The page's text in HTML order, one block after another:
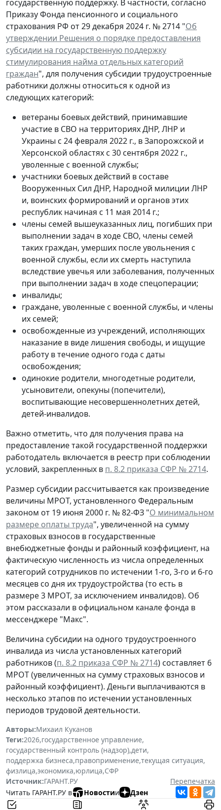
государственную поддержку. В частности, согласно
Приказу Фонда пенсионного и социального
страхования РФ от 29 декабря 2024 г. № 2714 "Об
утверждении Решения о порядке предоставления
субсидии на государственную поддержку
стимулирования найма отдельных категорий
граждан", для получения субсидии трудоустроенные
работники должны относиться к одной из
следующих категорий:
ветераны боевых действий, принимавшие
участие в СВО на территориях ДНР, ЛНР и
Украины с 24 февраля 2022 г., в Запорожской и
Херсонской областях с 30 сентября 2022 г.,
уволенные с военной службы;
участники боевых действий в составе
Вооруженных Сил ДНР, Народной милиции ЛНР
и, воинских формирований и органов этих
республик начиная с 11 мая 2014 г.;
члены семей вышеуказанных лиц, погибших при
выполнении задач в ходе СВО, члены семей
таких граждан, умерших после увольнения с
военной службы, если их смерть наступила
вследствие увечья или заболевания, полученных
при выполнении задач в ходе спецоперации;
инвалиды;
граждане, уволенные с военной службы, и члены
их семей;
освобожденные из учреждений, исполняющих
наказание в виде лишения свободы, и ищущие
работу в течение одного года с даты
освобождения;
одинокие родители, многодетные родители,
усыновители, опекуны (попечители),
воспитывающие несовершеннолетних детей,
детей-инвалидов.
Важно отметить, что для получения права на
предоставление такой государственной поддержки
работодатель включается в реестр при соблюдении
условий, закрепленных в п. 8.2 приказа СФР № 2714.
Размер субсидии рассчитывается как произведение
величины МРОТ, установленного Федеральным
законом от 19 июня 2000 г. № 82-ФЗ "О минимальном
размере оплаты труда", увеличенной на сумму
страховых взносов в государственные
внебюджетные фонды и районный коэффициент, на
фактическую численность из числа определенных
категорий сотрудников по истечении 1-го, 3-го и 6-го
месяцев со дня их трудоустройства (то есть в
размере 3 МРОТ, за исключением инвалидов). Об
этом рассказали в официальном канале фонда в
мессенджере "Макс".
Величина субсидии на одного трудоустроенного
инвалида из числа установленных категорий
работников (п. 8.2 приказа СФР № 2714) составляет 6
МРОТ (увеличенных на сумму страховых взносов и
районный коэффициент). Деньги выплачиваются в
несколько этапов по истечении установленных
периодов трудовой деятельности.
Авторы:Михаил Куканов
Теги:2026,государственное управление,
государственный контроль (надзор),дети,
поддержка бизнеса,правоприменение,текущая ситуация,
физлица,экономика,юрлица,СФР
Источник:ГАРАНТ.РУ
Перепечатка
Читать ГАРАНТ.РУ в
Новостии Дзен